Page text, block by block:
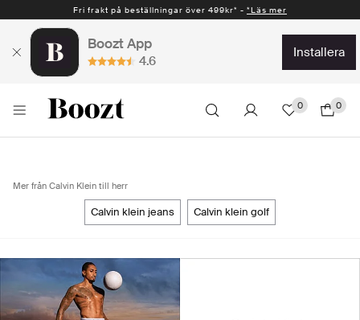
Fri frakt på beställningar över 499kr* - *Läs mer
Snabb leverans 1-2 vardagar* -*Läs mer
Boozt App
4.6
installera
0 0
Mer från Calvin Klein till herr
calvin klein jeans calvin klein golf